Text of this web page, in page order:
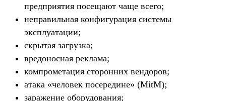
предприятия посещают чаще всего;
неправильная конфигурация системы
эксплуатации;
скрытая загрузка;
вредоносная реклама;
компрометация сторонних вендоров;
атака «человек посередине» (MitM);
заражение оборудования;